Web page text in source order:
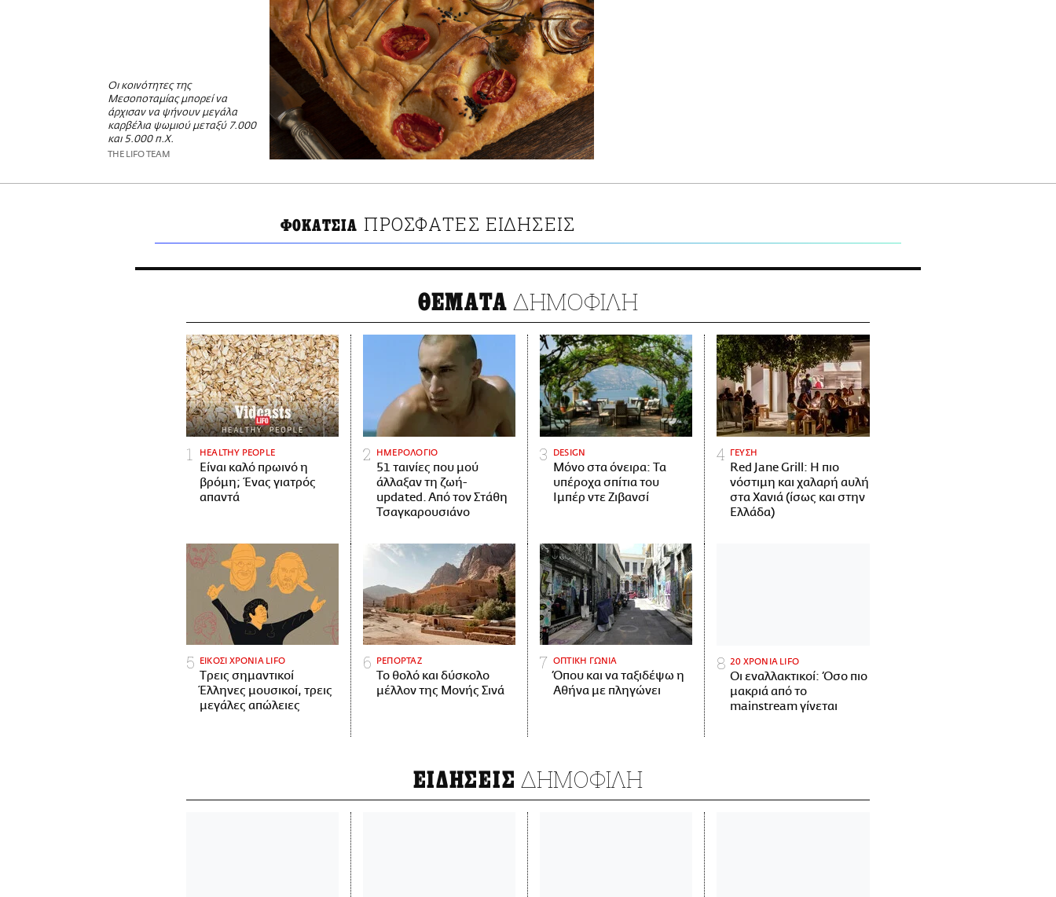
Οι κοινότητες της
Μεσοποταμίας μπορεί να
άρχισαν να ψήνουν μεγάλα
καρβέλια ψωμιού μεταξύ 7.000
και 5.000 π.Χ.
THE LIFO TEAM
ΦΟΚΑΤΣΙΑ ΠΡΟΣΦΑΤΕΣ ΕΙΔΗΣΕΙΣ
ΘΕΜΑΤΑ ΔΗΜΟΦΙΛΗ
HEALTHY PEOPLE
Είναι καλό πρωινό η
βρόμη; Ένας γιατρός
απαντά
ΗΜΕΡΟΛΟΓΙΟ
51 ταινίες που μού
άλλαξαν τη ζωή-
updated. Aπό τον Στάθη
Τσαγκαρουσιάνο
DESIGN
Μόνο στα όνειρα: Τα
υπέροχα σπίτια του
Ιμπέρ ντε Ζιβανσί
ΓΕΥΣΗ
Red Jane Grill: Η πιο
νόστιμη και χαλαρή αυλή
στα Χανιά (ίσως και στην
Ελλάδα)
ΕΙΚΟΣΙ ΧΡΟΝΙΑ LIFO
Tρεις σημαντικοί
Έλληνες μουσικοί, τρεις
μεγάλες απώλειες
ΡΕΠΟΡΤΑΖ
Το θολό και δύσκολο
μέλλον της Μονής Σινά
ΟΠΤΙΚΗ ΓΩΝΙΑ
Όπου και να ταξιδέψω η
Αθήνα με πληγώνει
20 ΧΡΟΝΙΑ LIFO
Οι εναλλακτικοί: Όσο πιο
μακριά από το
mainstream γίνεται
ΕΙΔΗΣΕΙΣ ΔΗΜΟΦΙΛΗ